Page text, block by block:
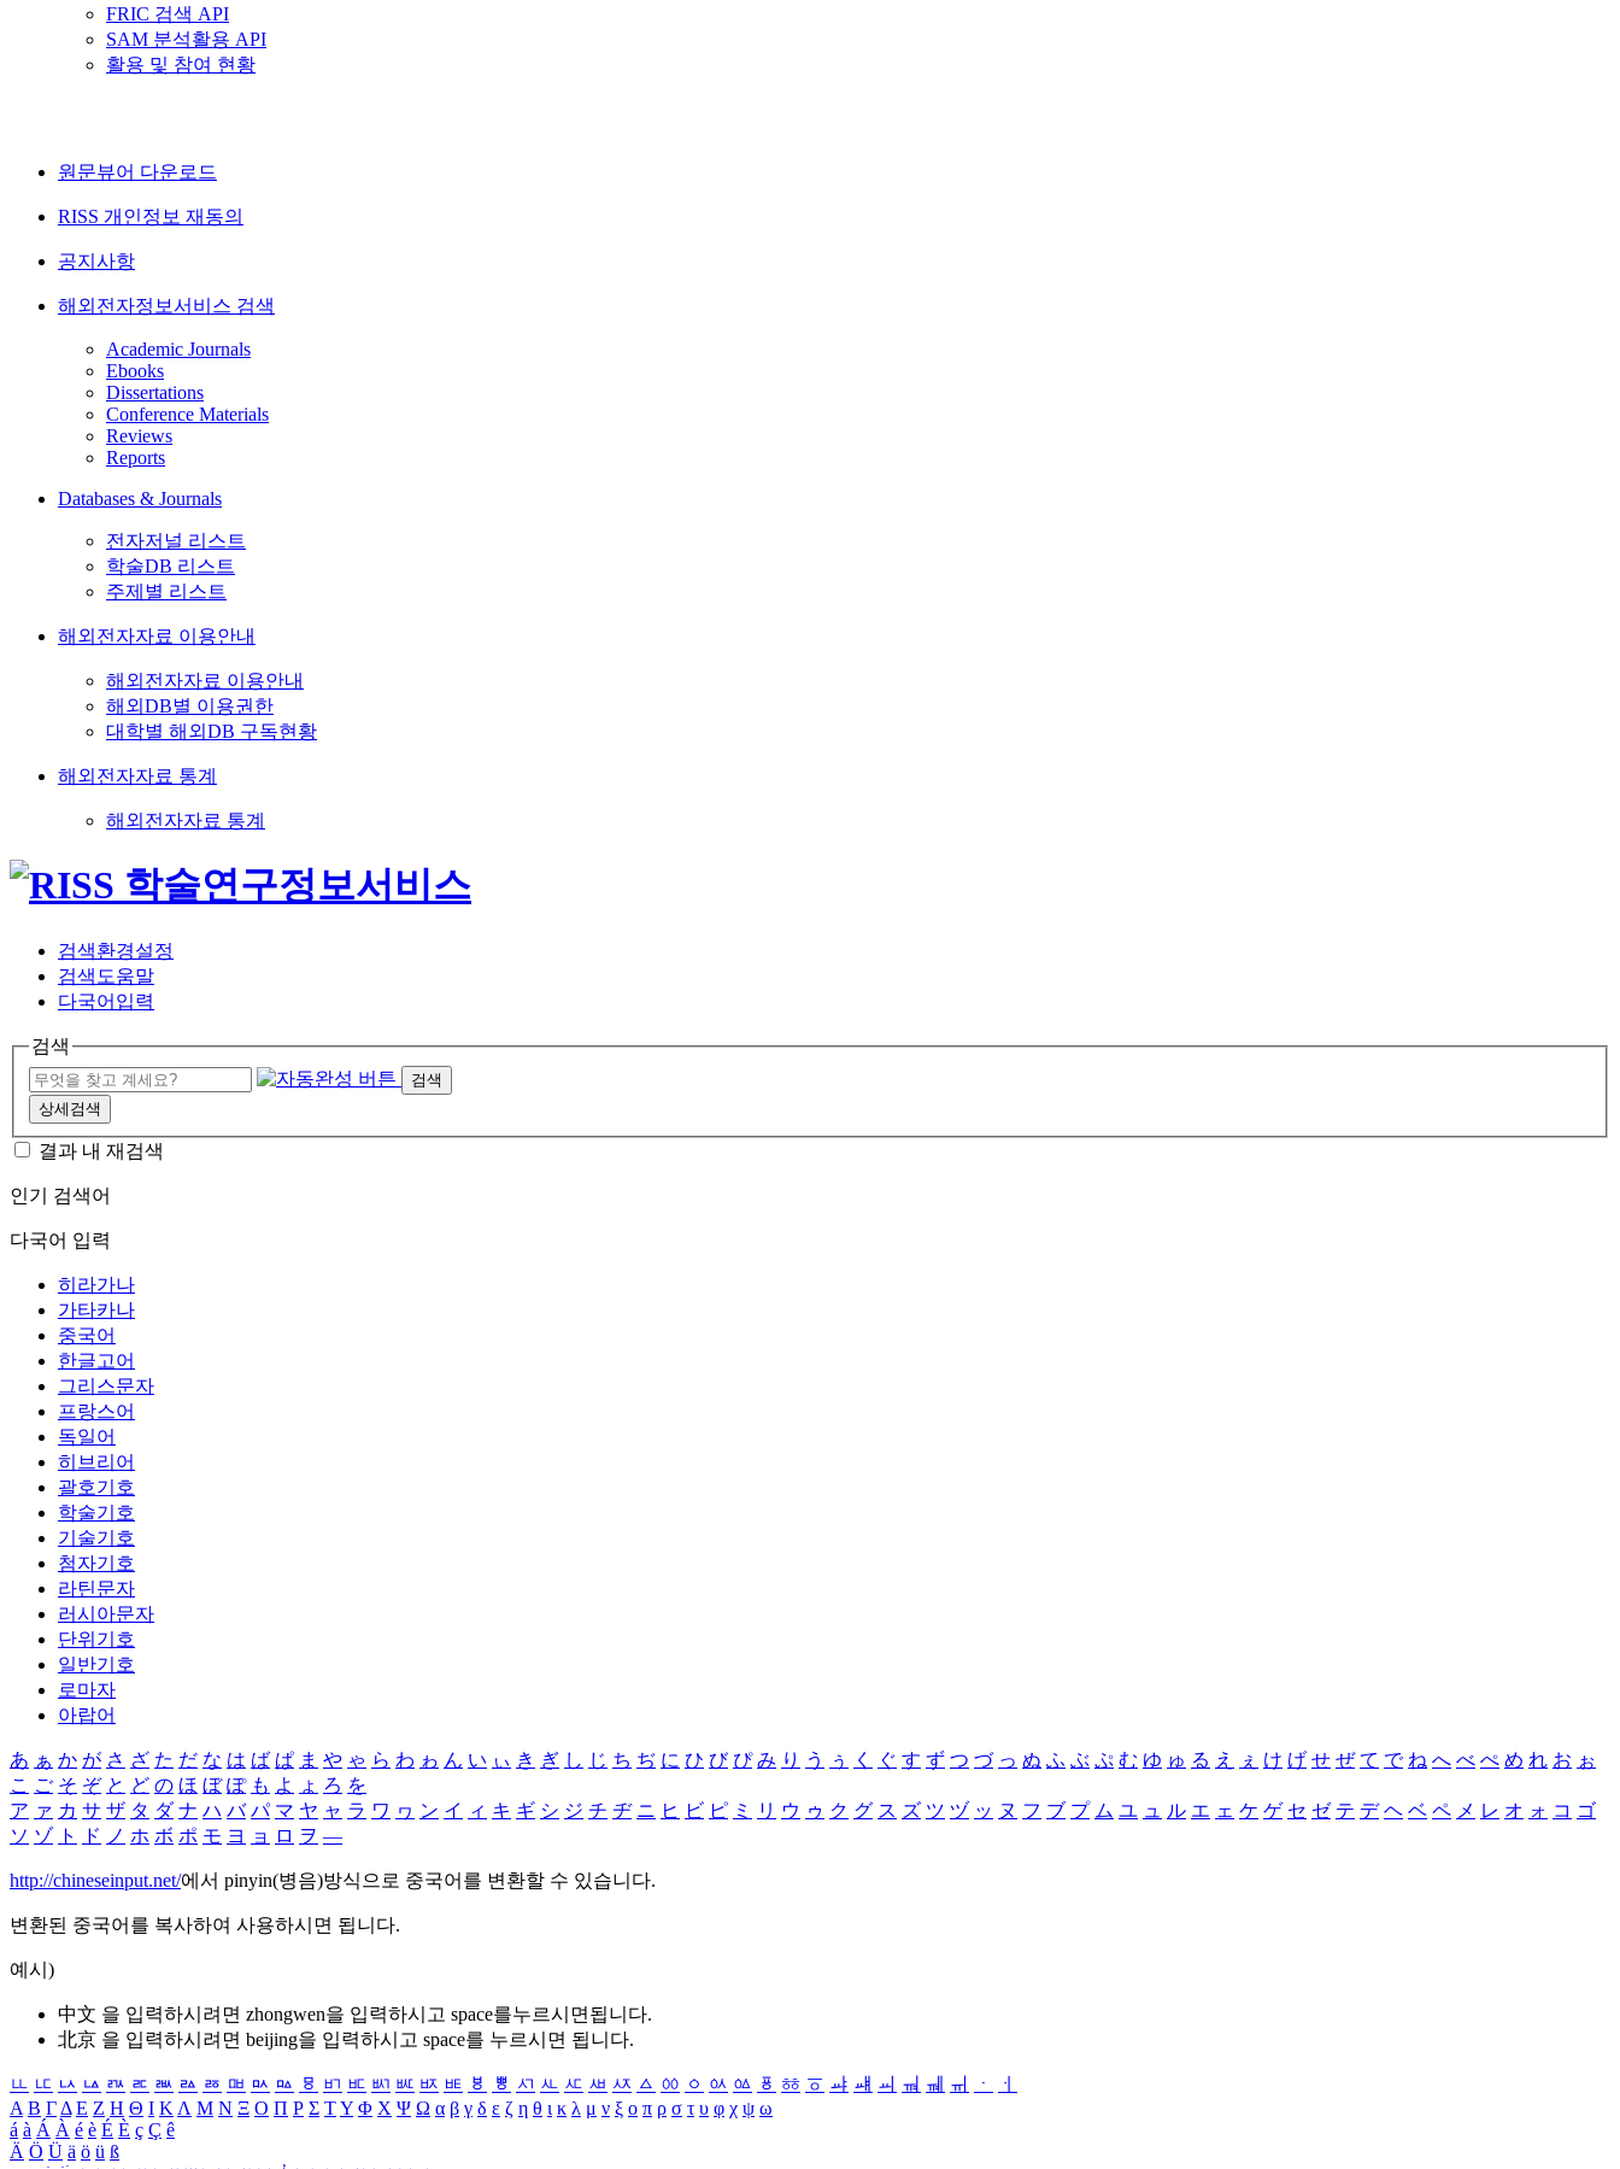
FRIC 검색 API
SAM 분석활용 API
활용 및 참여 현황
원문뷰어 다운로드
RISS 개인정보 재동의
공지사항
해외전자정보서비스 검색
Academic Journals
Ebooks
Dissertations
Conference Materials
Reviews
Reports
Databases & Journals
전자저널 리스트
학술DB 리스트
주제별 리스트
해외전자자료 이용안내
해외전자자료 이용안내
해외DB별 이용권한
대학별 해외DB 구독현황
해외전자자료 통계
해외전자자료 통계
검색환경설정
검색도움말
다국어입력
검색
검색
상세검색
결과 내 재검색
인기 검색어
다국어 입력
히라가나
가타카나
중국어
한글고어
그리스문자
프랑스어
독일어
히브리어
괄호기호
학술기호
기술기호
첨자기호
라틴문자
러시아문자
단위기호
일반기호
로마자
아랍어
あ ぁ か が さ ざ た だ な は ば ぱ ま や ゃ ら わ ゎ ん い ぃ き ぎ し じ ち ぢ に ひ び ぴ み り う ぅ く ぐ す ず つ づ っ ぬ ふ ぶ ぷ む ゆ ゅ る え ぇ け げ せ ぜ て で ね へ べ ぺ め れ お ぉ
こ ご そ ぞ と ど の ほ ぼ ぽ も よ ょ ろ を
ア ァ カ サ ザ タ ダ ナ ハ バ パ マ ヤ ャ ラ ワ ヮ ン イ ィ キ ギ シ ジ チ ヂ ニ ヒ ビ ピ ミ リ ウ ゥ ク グ ス ズ ツ ヅ ッ ヌ フ ブ プ ム ユ ュ ル エ ェ ケ ゲ セ ゼ テ デ ヘ ベ ペ メ レ オ ォ コ ゴ
ソ ゾ ト ド ノ ホ ボ ポ モ ヨ ョ ロ ヲ ―
http://chineseinput.net/에서 pinyin(병음)방식으로 중국어를 변환할 수 있습니다.
변환된 중국어를 복사하여 사용하시면 됩니다.
예시)
中文 을 입력하시려면 zhongwen을 입력하시고 space를누르시면됩니다.
北京 을 입력하시려면 beijing을 입력하시고 space를 누르시면 됩니다.
ㅥ ㅦ ㅧ ㅨ ㅩ ㅪ ㅫ ㅬ ㅭ ㅮ ㅯ ㅰ ㅱ ㅲ ㅳ ㅴ ㅵ ㅶ ㅷ ㅸ ㅹ ㅺ ㅻ ㅼ ㅽ ㅾ ㅿ ㆀ ㆁ ㆂ ㆃ ㆄ ㆅ ㆆ ㆇ ㆈ ㆉ ㆊ ㆋ ㆌ ㆍ
ㆎ
Α Β ΓΔ Ε Ζ Η Θ Ι ΚΛ Μ Ν Ξ Ο Π Ρ Σ ΤΥ Φ Χ Ψ Ω α β γ δ ε ζ η θ ι κ λ μ ν ξ ο π ρ σ τ υ φ χ ψ ω
á à Á À é è É È ç Ç ê
Ä Ö Ü ä ö ü ß